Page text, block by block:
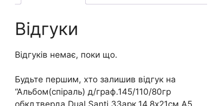
ЧОРНА/
КРАФТ
Відгуки
Відгуків немає, поки що.
Будьте першим, хто залишив відгук на
“Альбом(спіраль) д/граф.145/110/80гр